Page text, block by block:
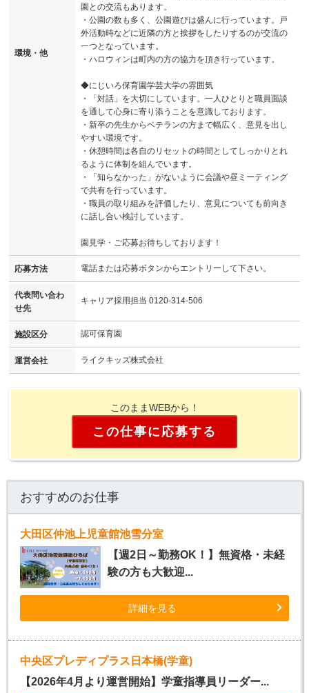
環境・他
園との交流もあります。
・公園の数も多く、公園遊びは盛んに行っています。戸
外活動時などに近隣の方と挨拶をしたりするのが交流の
一つとなっています。
・ハロウィンは町内の方の協力を頂き行っています。
◆にじいろ保育園学芸大学の雰囲気
・「対話」を大切にしています。一人ひとりと職員面談
を通して心身に寄り添うことを意識しております。
・新卒の先生からベテランの方まで幅広く、意見を出し
やすい環境です。
・休憩時間は各自のリセットの時間としてしっかりとれ
るように体制を組んでいます。
・「知らなかった」がないように会議や昼ミーティング
で共有を行っています。
・職員の取り組みを評価したり、意見についても前向き
に話し合い検討しています。
園見学・ご応募お待ちしております！
応募方法 電話または応募ボタンからエントリーして下さい。
代表問い合わ
せ先
キャリア採用担当 0120-314-506
施設区分 認可保育園
運営会社 ライクキッズ株式会社
このままWEBから！
この仕事に応募する
おすすめのお仕事
大田区仲池上児童館池雪分室
【週2日～勤務OK！】無資格・未経
験の方も大歓迎...
詳細を見る
中央区プレディプラス日本橋(学童)
【2026年4月より運営開始】学童指導員リーダー...